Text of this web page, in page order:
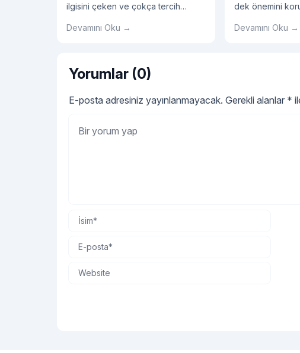
ilgisini çeken ve çokça tercih
aksesuar listesinde bir numara
olarak alınan kehribar tesbih
gerçekten orijinal kehribar tesbih
anlayabiliriz.
Devamını Oku →
dek önemini
bırakmıyor ve
Devamını Oku →
Yorumlar (0)
E-posta adresiniz yayınlanmayacak. Gerekli alanlar *